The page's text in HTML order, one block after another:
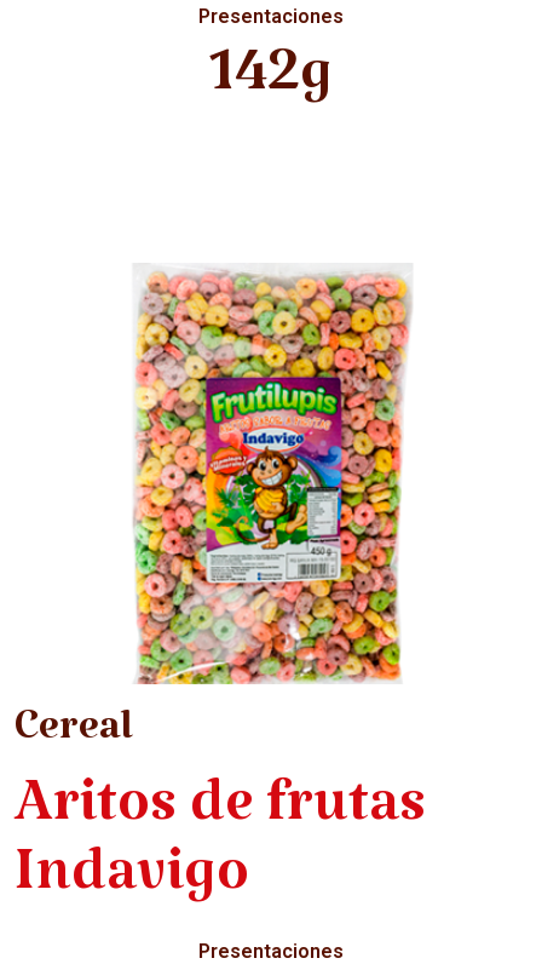
Presentaciones
142g
Cereal
Aritos de frutas
Indavigo
Presentaciones